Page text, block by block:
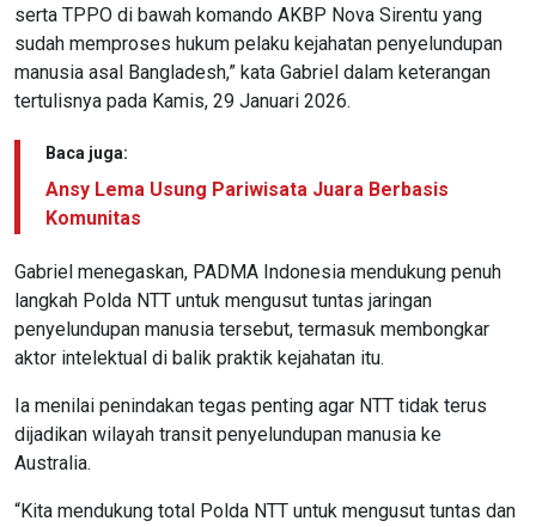
serta TPPO di bawah komando AKBP Nova Sirentu yang
sudah memproses hukum pelaku kejahatan penyelundupan
manusia asal Bangladesh,” kata Gabriel dalam keterangan
tertulisnya pada Kamis, 29 Januari 2026.
Baca juga:
Ansy Lema Usung Pariwisata Juara Berbasis
Komunitas
Gabriel menegaskan, PADMA Indonesia mendukung penuh
langkah Polda NTT untuk mengusut tuntas jaringan
penyelundupan manusia tersebut, termasuk membongkar
aktor intelektual di balik praktik kejahatan itu.
Ia menilai penindakan tegas penting agar NTT tidak terus
dijadikan wilayah transit penyelundupan manusia ke
Australia.
“Kita mendukung total Polda NTT untuk mengusut tuntas dan